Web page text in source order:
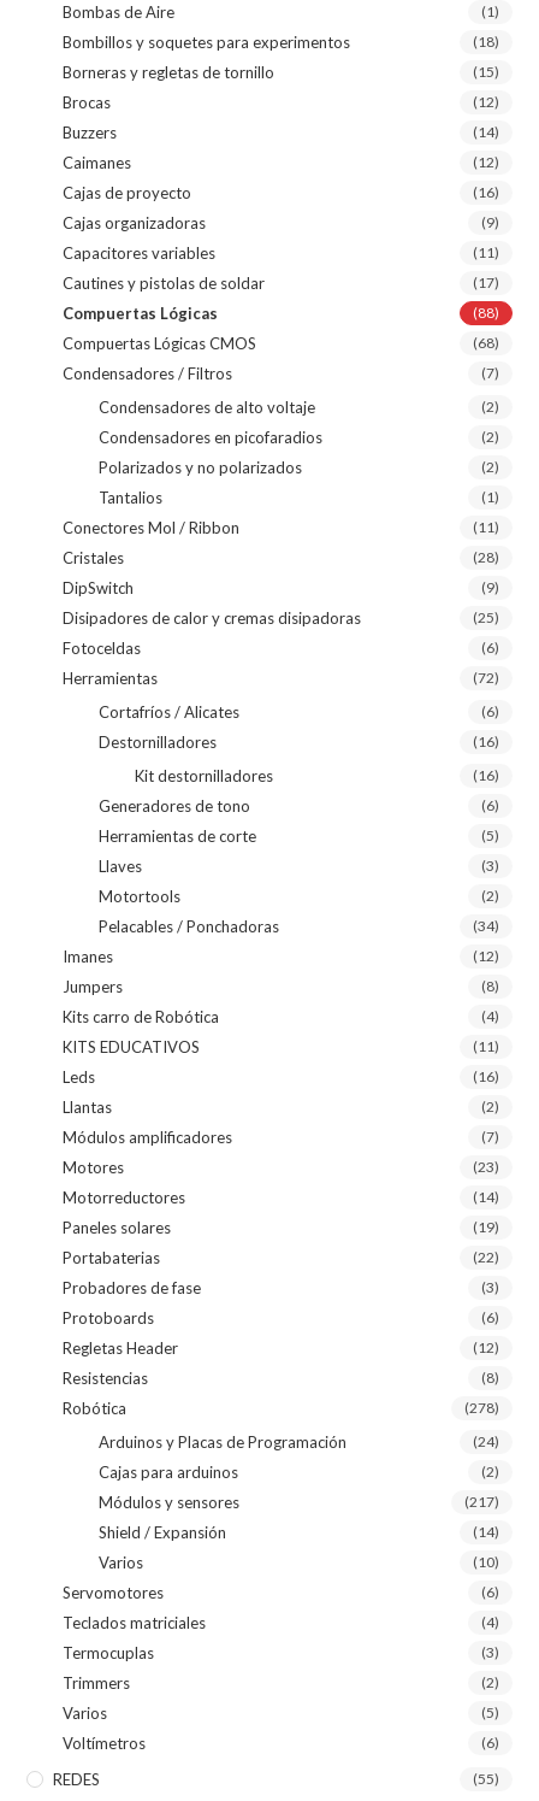
Bombas de Aire (1)
Bombillos y soquetes para experimentos (18)
Borneras y regletas de tornillo (15)
Brocas (12)
Buzzers (14)
Caimanes (12)
Cajas de proyecto (16)
Cajas organizadoras (9)
Capacitores variables (11)
Cautines y pistolas de soldar (17)
Compuertas Lógicas (88)
Compuertas Lógicas CMOS (68)
Condensadores / Filtros (7)
Condensadores de alto voltaje (2)
Condensadores en picofaradios (2)
Polarizados y no polarizados (2)
Tantalios (1)
Conectores Mol / Ribbon (11)
Cristales (28)
DipSwitch (9)
Disipadores de calor y cremas disipadoras (25)
Fotoceldas (6)
Herramientas (72)
Cortafríos / Alicates (6)
Destornilladores (16)
Kit destornilladores (16)
Generadores de tono (6)
Herramientas de corte (5)
Llaves (3)
Motortools (2)
Pelacables / Ponchadoras (34)
Imanes (12)
Jumpers (8)
Kits carro de Robótica (4)
KITS EDUCATIVOS (11)
Leds (16)
Llantas (2)
Módulos amplificadores (7)
Motores (23)
Motorreductores (14)
Paneles solares (19)
Portabaterias (22)
Probadores de fase (3)
Protoboards (6)
Regletas Header (12)
Resistencias (8)
Robótica (278)
Arduinos y Placas de Programación (24)
Cajas para arduinos (2)
Módulos y sensores (217)
Shield / Expansión (14)
Varios (10)
Servomotores (6)
Teclados matriciales (4)
Termocuplas (3)
Trimmers (2)
Varios (5)
Voltímetros (6)
REDES (55)